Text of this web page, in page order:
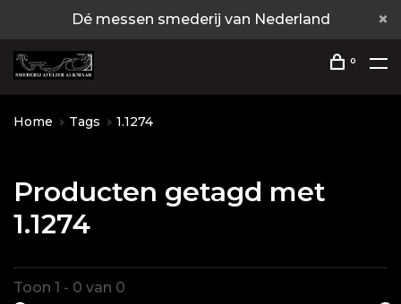
Dé messen smederij van Nederland
0
Home Tags 1.1274
Producten getagd met
1.1274
Toon 1 - 0 van 0